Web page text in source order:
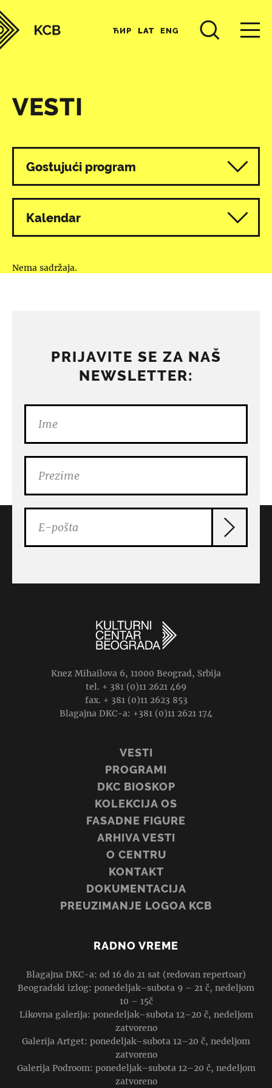
ЋИР LAT ENG
VESTI
Svi programi
Gostujući program
Kalendar
Nema sadržaja.
PRIJAVITE SE ZA NAŠ
NEWSLETTER:
Knez Mihailova 6, 11000 Beograd, Srbija
tel. + 381 (0)11 2621 469
fax. + 381 (0)11 2623 853
Blagajna DKC-a: +381 (0)11 2621 174
VESTI
PROGRAMI
DKC BIOSKOP
KOLEKCIJA OS
FASADNE FIGURE
ARHIVA VESTI
O CENTRU
KONTAKT
DOKUMENTACIJA
PREUZIMANJE LOGOA KCB
RADNO VREME
Blagajna DKC-a: od 16 do 21 sat (redovan repertoar)
Beogradski izlog: ponedeljak–subota 9 – 21 č, nedeljom
10 – 15č
Likovna galerija: ponedeljak–subota 12–20 č, nedeljom
zatvoreno
Galerija Artget: ponedeljak–subota 12–20 č, nedeljom
zatvoreno
Galerija Podroom: ponedeljak–subota 12–20 č, nedeljom
zatvoreno